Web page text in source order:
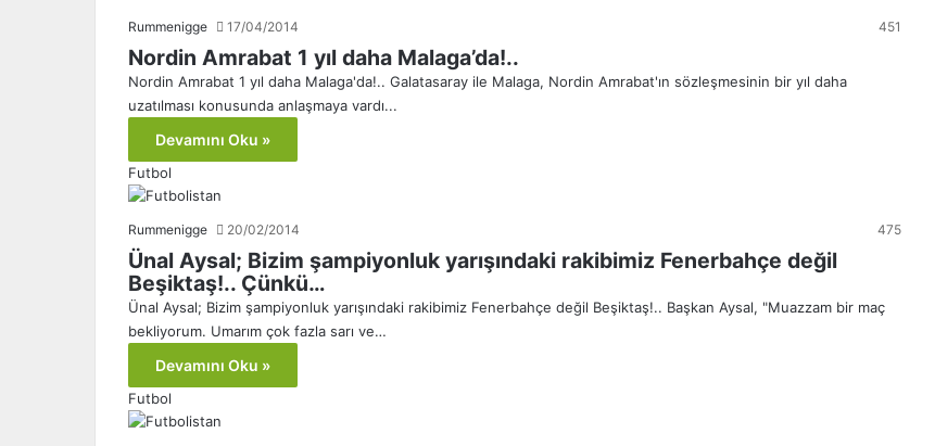
Rummenigge 17/04/2014 451
Nordin Amrabat 1 yıl daha Malaga’da!..
Nordin Amrabat 1 yıl daha Malaga'da!.. Galatasaray ile Malaga, Nordin Amrabat'ın sözleşmesinin bir yıl daha
uzatılması konusunda anlaşmaya vardı...
Devamını Oku »
Futbol
Rummenigge 20/02/2014 475
Ünal Aysal; Bizim şampiyonluk yarışındaki rakibimiz Fenerbahçe değil
Beşiktaş!.. Çünkü…
Ünal Aysal; Bizim şampiyonluk yarışındaki rakibimiz Fenerbahçe değil Beşiktaş!.. Başkan Aysal, "Muazzam bir maç
bekliyorum. Umarım çok fazla sarı ve…
Devamını Oku »
Futbol